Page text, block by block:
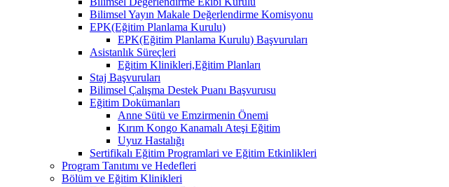
Bilimsel Yayın Makale Değerlendirme Komisyonu
EPK(Eğitim Planlama Kurulu)
EPK(Eğitim Planlama Kurulu) Başvuruları
Asistanlık Süreçleri
Eğitim Klinikleri,Eğitim Planları
Staj Başvuruları
Bilimsel Çalışma Destek Puanı Başvurusu
Eğitim Dokümanları
​Anne Sütü ve Emzirmenin Önemi
Kırım Kongo Kanamalı Ateşi Eğitim
Uyuz Hastalığı
Sertifikalı Eğitim Programlari ve Eğitim Etkinlikleri
Program Tanıtımı ve Hedefleri
Bölüm ve Eğitim Klinikleri